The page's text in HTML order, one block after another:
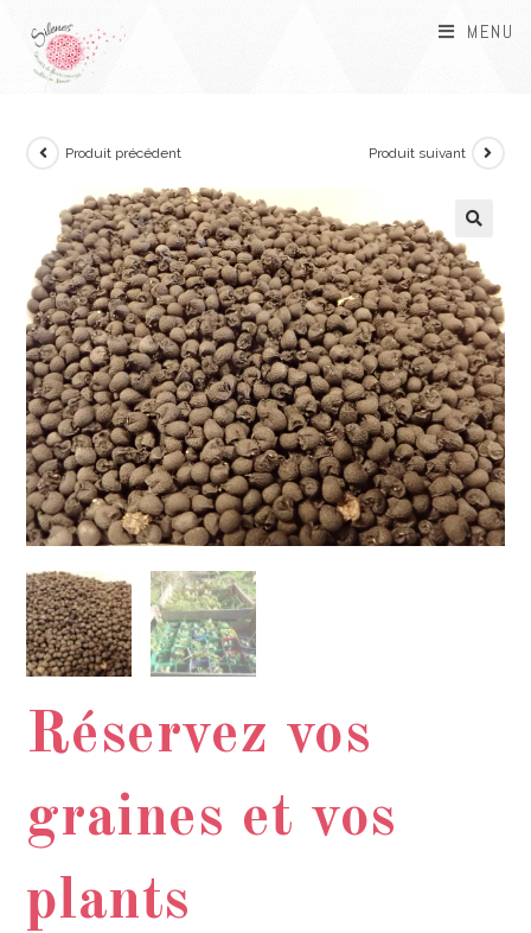
MENU
Produit précédent Produit suivant
Réservez vos
graines et vos
plants